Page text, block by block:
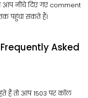
आप नीचे दिए गए comment
पहुंचा सकते हैं।
Asked
हैं तो आप 1503 पर कॉल